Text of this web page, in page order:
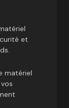
et
matériel